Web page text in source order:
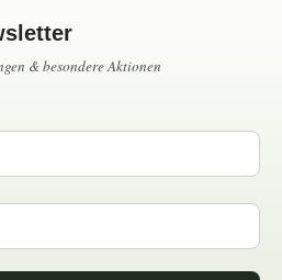
& besondere Aktionen